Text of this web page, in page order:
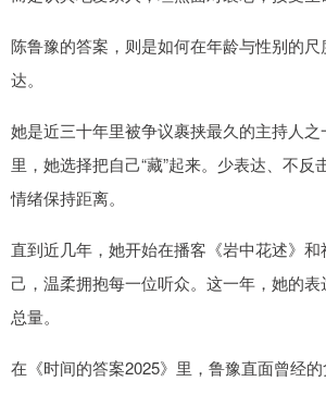
陈鲁豫的答案，则是如何在年龄与性别的
达。
她是近三十年里被争议裹挟最久的主持人
里，她选择把自己“藏”起来。少表达、不反
情绪保持距离。
直到近几年，她开始在播客《岩中花述》和
己，温柔拥抱每一位听众。这一年，她的
总量。
在《时间的答案2025》里，鲁豫直面曾经的